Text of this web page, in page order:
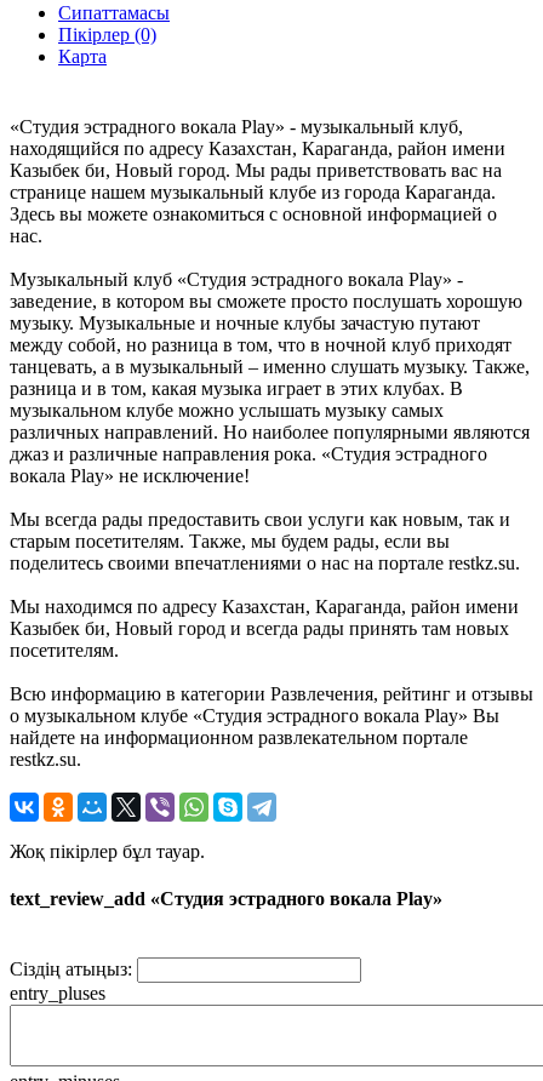
Сипаттамасы
Пікірлер (0)
Карта
«Студия эстрадного вокала Play» - музыкальный клуб,
находящийся по адресу Казахстан, Караганда, район имени
Казыбек би, Новый город. Мы рады приветствовать вас на
странице нашем музыкальный клубе из города Караганда.
Здесь вы можете ознакомиться с основной информацией о
нас.
Музыкальный клуб «Студия эстрадного вокала Play» -
заведение, в котором вы сможете просто послушать хорошую
музыку. Музыкальные и ночные клубы зачастую путают
между собой, но разница в том, что в ночной клуб приходят
танцевать, а в музыкальный – именно слушать музыку. Также,
разница и в том, какая музыка играет в этих клубах. В
музыкальном клубе можно услышать музыку самых
различных направлений. Но наиболее популярными являются
джаз и различные направления рока. «Студия эстрадного
вокала Play» не исключение!
Мы всегда рады предоставить свои услуги как новым, так и
старым посетителям. Также, мы будем рады, если вы
поделитесь своими впечатлениями о нас на портале restkz.su.
Мы находимся по адресу Казахстан, Караганда, район имени
Казыбек би, Новый город и всегда рады принять там новых
посетителям.
Всю информацию в категории Развлечения, рейтинг и отзывы
о музыкальном клубе «Студия эстрадного вокала Play» Вы
найдете на информационном развлекательном портале
restkz.su.
Жоқ пікірлер бұл тауар.
text_review_add «Студия эстрадного вокала Play»
Сіздің атыңыз:
entry_pluses